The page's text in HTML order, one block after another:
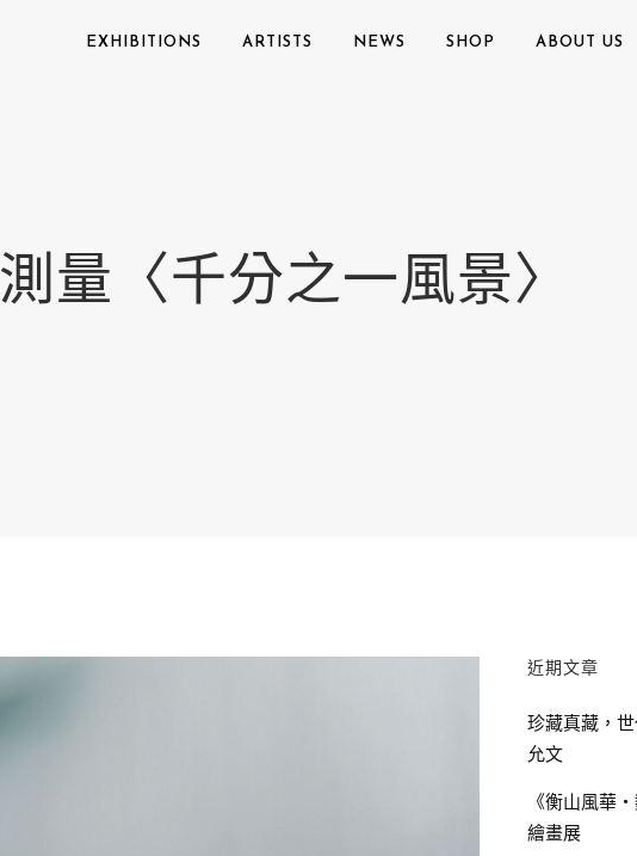
EXHIBITIONS ARTISTS NEWS SHOP ABOUT US
測量〈千分之一風景〉
近期文章
珍藏真藏，
允文
《衡山風華
繪畫展